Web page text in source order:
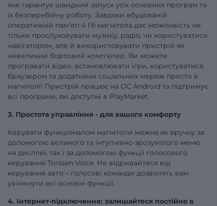
яке гарантує швидкий запуск усіх основних програм та
їх безперебійну роботу. Завдяки вбудованій
оперативній пам'яті 4 Гб магнітола дає можливість не
тільки прослуховувати музику, радіо, чи користуватися
навігатором, але й використовувати пристрій як
невеликий бортовий комп'ютер. Ви можете
програвати відео, встановлювати ігри, користуватися
браузером та додатками соціальних мереж просто в
магнітолі! Пристрій працює на ОС Android та підтримує
всі програми, які доступні в PlayMarket.
3. Простота управління - для вашого комфорту
Керувати функціоналом магнітоли можна як вручну за
допомогою великого та інтуїтивно-зрозумілого меню
на дисплеї, так і за допомогою функції голосового
керування Torssen Voice. Не відривайтеся від
керування авто – голосові команди дозволять вам
увімкнути всі основні функції.
4. Інтернет-підключення: залишайтеся постійно в